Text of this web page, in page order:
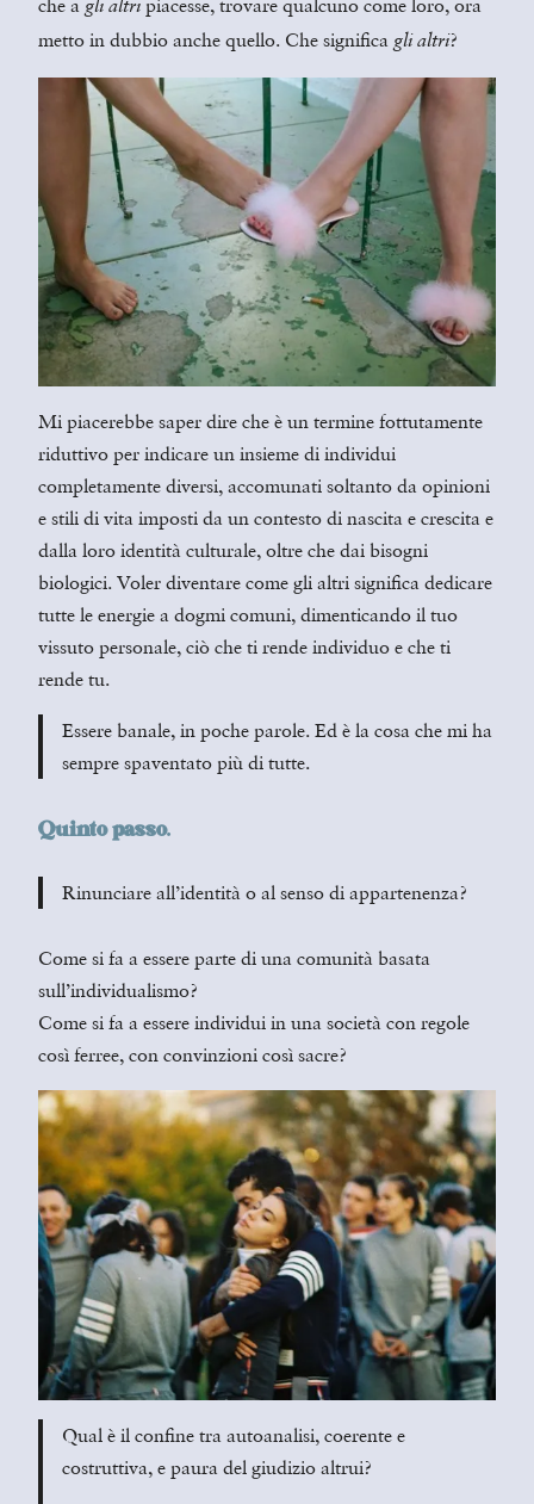
gli altri
metto in dubbio anche quello. Che significa gli altri?
Mi piacerebbe saper dire che è un termine fottutamente
riduttivo per indicare un insieme di individui
completamente diversi, accomunati soltanto da opinioni
e stili di vita imposti da un contesto di nascita e crescita e
dalla loro identità culturale, oltre che dai bisogni
biologici. Voler diventare come gli altri significa dedicare
tutte le energie a dogmi comuni, dimenticando il tuo
vissuto personale, ciò che ti rende individuo e che ti
rende tu.
Essere banale, in poche parole. Ed è la cosa che mi ha
sempre spaventato più di tutte.
Quinto passo.
Rinunciare all’identità o al senso di appartenenza?
Come si fa a essere parte di una comunità basata
sull’individualismo?
Come si fa a essere individui in una società con regole
così ferree, con convinzioni così sacre?
Qual è il confine tra autoanalisi, coerente e
costruttiva, e paura del giudizio altrui?